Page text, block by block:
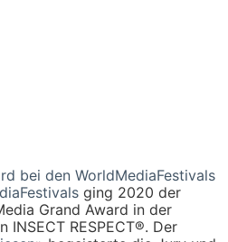
bei den WorldMediaFestivals
ging 2020 der
Grand Award in der
INSECT RESPECT®. Der